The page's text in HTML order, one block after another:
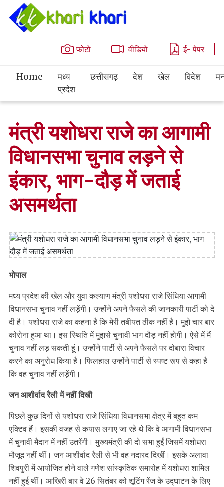
फोटो वीडियो ई- पेपर
Home
मध्य
प्रदेश
छत्तीसगढ़ देश खेल विदेश
मंत्री यशोधरा राजे का आगामी
विधानसभा चुनाव लड़ने से
इंकार, भाग-दौड़ में जताई
असमर्थता
भोपाल
मध्य प्रदेश की खेल और युवा कल्याण मंत्री यशोधरा राजे सिंधिया आगामी
विधानसभा चुनाव नहीं लड़ेंगी। उन्होंने अपने फैसले की जानकारी पार्टी को दे
दी है। यशोधरा राजे का कहना है कि मेरी तबीयत ठीक नहीं है। मुझे चार बार
कोरोना हुआ था। इस स्थिति में मुझसे चुनावी भाग दौड़ नहीं होगी। ऐसे में मैं
चुनाव नहीं लड़ सकती हूं। उन्होंने पार्टी से अपने फैसले पर दोबारा विचार
करने का अनुरोध किया है। फिलहाल उन्होंने पार्टी से स्पष्ट रूप से कहा है
कि वह चुनाव नहीं लड़ेंगी।
जन आशीर्वाद रैली में नहीं दिखी
पिछले कुछ दिनों से यशोधरा राजे सिंधिया विधानसभा क्षेत्र में बहुत कम
एक्टिव हैं। इसकी वजह से कयास लगाए जा रहे थे कि वे आगामी विधानसभा
में चुनावी मैदान में नहीं उतरेंगी। मुख्यमंत्री की दो सभा हुईं जिसमें यशोधरा
मौजूद नहीं थीं। जन आशीर्वाद रैली से भी वह नदारद दिखीं। इसके अलावा
शिवपुरी में आयोजित होने वाले गणेश सांस्कृतिक समारोह में यशोधरा शामिल
नहीं हुई थीं। आखिरी बार वे 26 सितंबर को शूटिंग रेंज के उद्घाटन के लिए